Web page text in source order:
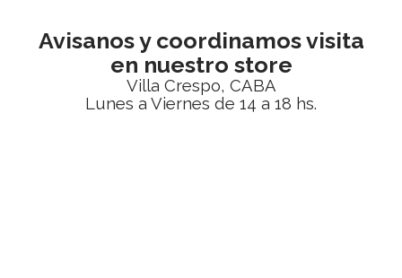
Avisanos y coordinamos visita
en nuestro store
Villa Crespo, CABA
Lunes a Viernes de 14 a 18 hs.